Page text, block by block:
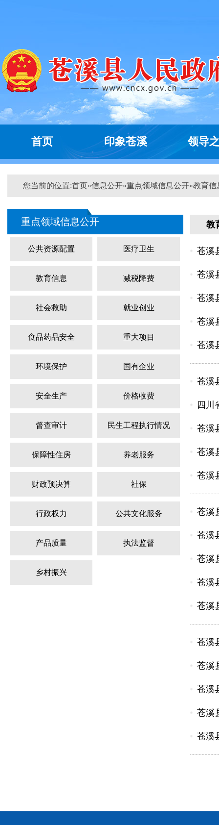
首页 印象苍溪 领导
您当前的位置:首页»信息公开»重点领域信息公开»教育信
重点领域信息公开
公共资源配置 医疗卫生
教育信息 减税降费
社会救助 就业创业
食品药品安全 重大项目
环境保护 国有企业
安全生产 价格收费
督查审计 民生工程执行情况
保障性住房 养老服务
财政预决算 社保
行政权力 公共文化服务
产品质量 执法监督
乡村振兴
教
苍溪
苍溪
苍溪
苍溪
苍溪
苍溪
四川
苍溪
苍溪
苍溪
苍溪
苍溪
苍溪
苍溪
苍溪
苍溪
苍溪
苍溪
苍溪
苍溪